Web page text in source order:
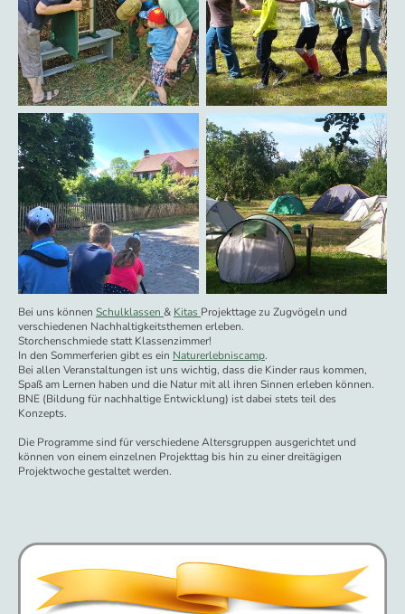
Bei uns können Schulklassen & Kitas Projekttage zu Zugvögeln und
verschiedenen Nachhaltigkeitsthemen erleben.
Storchenschmiede statt Klassenzimmer!
In den Sommerferien gibt es ein Naturerlebniscamp.
Bei allen Veranstaltungen ist uns wichtig, dass die Kinder raus kommen,
Spaß am Lernen haben und die Natur mit all ihren Sinnen erleben können.
BNE (Bildung für nachhaltige Entwicklung) ist dabei stets teil des
Konzepts.
Die Programme sind für verschiedene Altersgruppen ausgerichtet und
können von einem einzelnen Projekttag bis hin zu einer dreitägigen
Projektwoche gestaltet werden.